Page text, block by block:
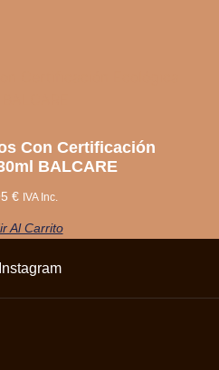
Con Certificación
BALCARE
€ IVA Inc.
Al Carrito
Instagram